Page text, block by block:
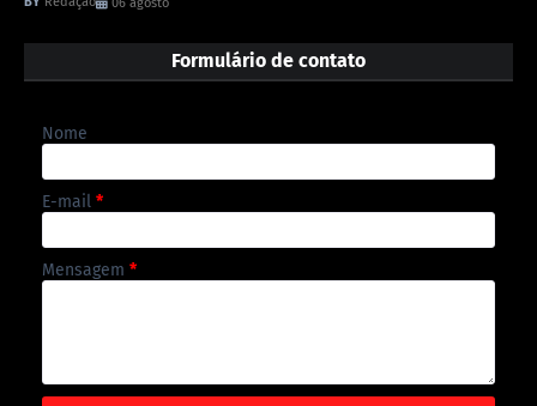
Formulário de contato
Nome
E-mail *
Mensagem *